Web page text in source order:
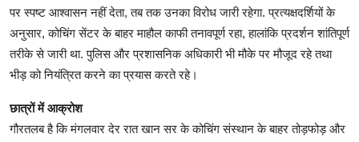
पर स्पष्ट आश्वासन नहीं देता, तब तक उनका विरोध जारी रहेगा. प्रत्यक्षदर्शियों के
अनुसार, कोचिंग सेंटर के बाहर माहौल काफी तनावपूर्ण रहा, हालांकि प्रदर्शन शांतिपूर्ण
तरीके से जारी था. पुलिस और प्रशासनिक अधिकारी भी मौके पर मौजूद रहे तथा
भीड़ को नियंत्रित करने का प्रयास करते रहे।
छात्रों में आक्रोश
गौरतलब है कि मंगलवार देर रात खान सर के कोचिंग संस्थान के बाहर तोड़फोड़ और